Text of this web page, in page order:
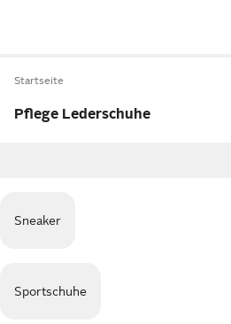
Startseite
Pflege Lederschuhe
Sneaker
Sportschuhe